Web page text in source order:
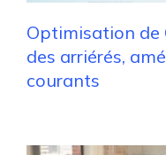
Optimisation de
des arriérés,
courants